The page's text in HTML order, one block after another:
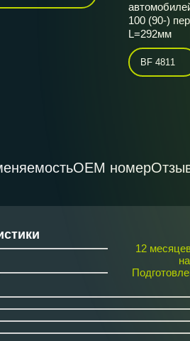
100 (90-)
L=292мм
BF 4811
ОЕМ номер
12